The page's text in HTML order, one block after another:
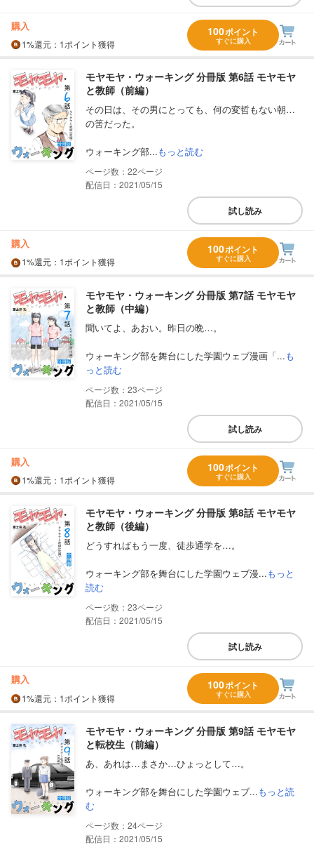
購入
1%還元 ：1ポイント獲得
100ポイント
すぐに購入
モヤモヤ・ウォーキング 分冊版 第6話 モヤモヤ
と教師（前編）
その日は、その男にとっても、何の変哲もない朝…
の筈だった。
ウォーキング部...もっと読む
22
配信日：2021/05/15
試し読み
購入
1%還元 ：1ポイント獲得
100ポイント
すぐに購入
モヤモヤ・ウォーキング 分冊版 第7話 モヤモヤ
と教師（中編）
聞いてよ、あおい。昨日の晩…。
ウォーキング部を舞台にした学園ウェブ漫画「...も
っと読む
23
配信日：2021/05/15
試し読み
購入
1%還元 ：1ポイント獲得
100ポイント
すぐに購入
モヤモヤ・ウォーキング 分冊版 第8話 モヤモヤ
と教師（後編）
どうすればもう一度、徒歩通学を…。
ウォーキング部を舞台にした学園ウェブ漫...もっと
読む
23
配信日：2021/05/15
試し読み
購入
1%還元 ：1ポイント獲得
100ポイント
すぐに購入
モヤモヤ・ウォーキング 分冊版 第9話 モヤモヤ
と転校生（前編）
あ、あれは…まさか…ひょっとして…。
ウォーキング部を舞台にした学園ウェブ...もっと読
む
24
配信日：2021/05/15